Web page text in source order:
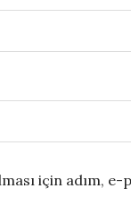
için adım,